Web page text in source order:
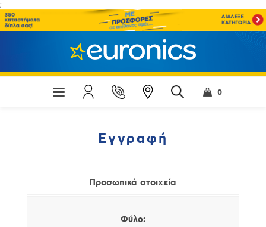
;
0
Εγγραφή
Προσωπικά στοιχεία
Φύλο: